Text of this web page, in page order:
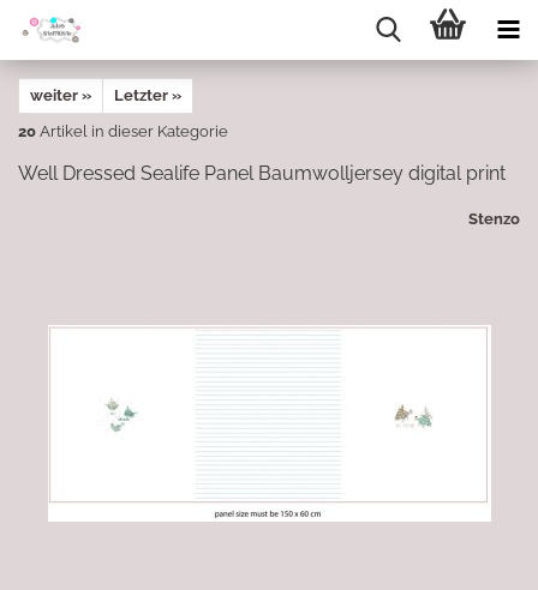
weiter »
Letzter »
20 Artikel in dieser Kategorie
Well Dressed Sealife Panel Baumwolljersey digital print
Stenzo